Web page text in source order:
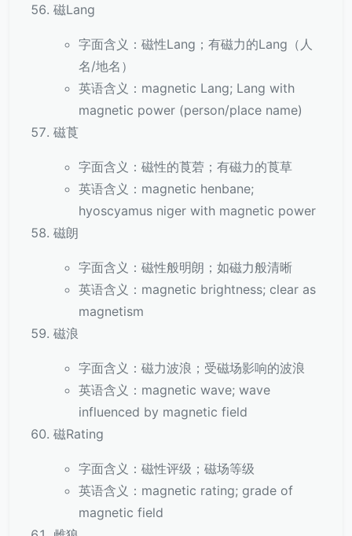
磁Lang
字面含义：磁性Lang；有磁力的Lang（人
名/地名）
英语含义：magnetic Lang; Lang with
magnetic power (person/place name)
磁莨
字面含义：磁性的莨菪；有磁力的莨草
英语含义：magnetic henbane;
hyoscyamus niger with magnetic power
磁朗
字面含义：磁性般明朗；如磁力般清晰
英语含义：magnetic brightness; clear as
magnetism
磁浪
字面含义：磁力波浪；受磁场影响的波浪
英语含义：magnetic wave; wave
influenced by magnetic field
磁Rating
字面含义：磁性评级；磁场等级
英语含义：magnetic rating; grade of
magnetic field